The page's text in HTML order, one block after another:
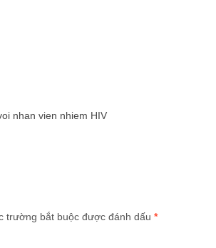
nhan vien nhiem HIV
trường bắt buộc được đánh dấu *